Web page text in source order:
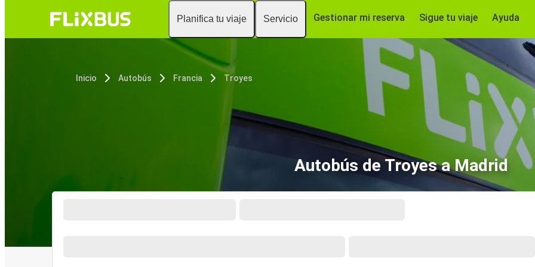
Planifica tu viaje Servicio Gestionar mi reserva Sigue tu viaje Ayuda
Inicio Autobús Francia Troyes
Autobús de Troyes a Madrid